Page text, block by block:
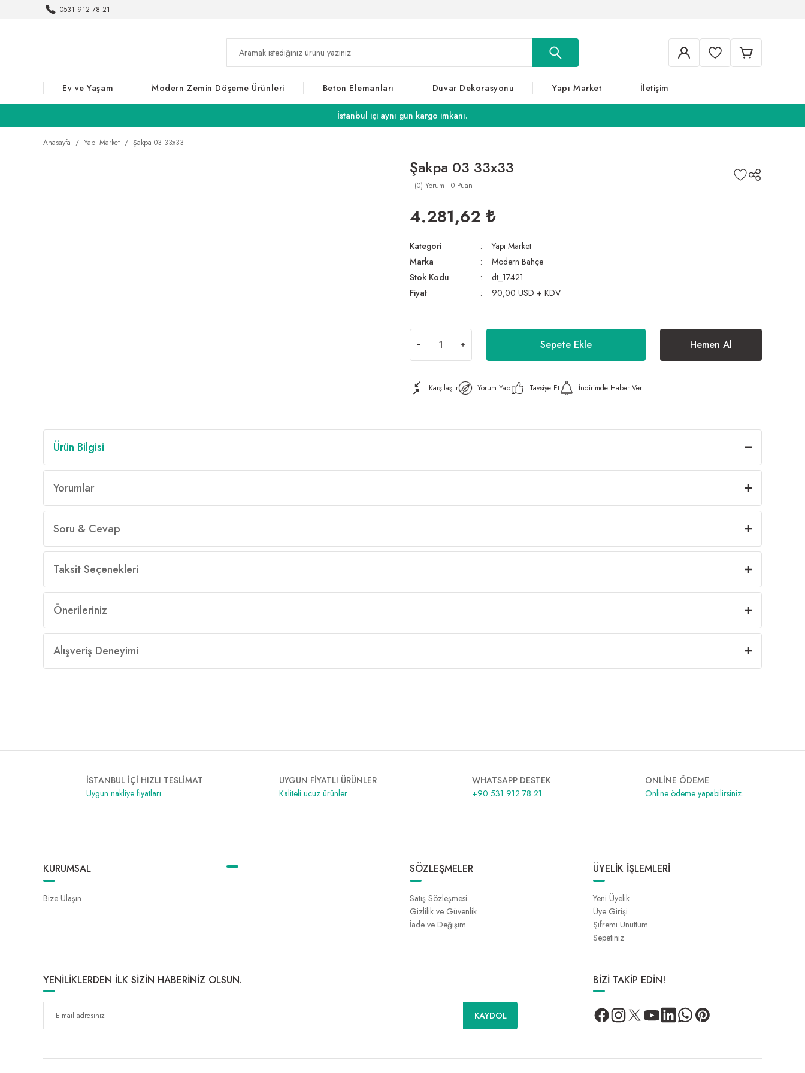
0531 912 78 21
Ev ve Yaşam Modern Zemin Döşeme Ürünleri Beton Elemanları Duvar Dekorasyonu Yapı Market İletişim
İstanbul içi aynı gün kargo imkanı.
Anasayfa Yapı Market Şakpa 03 33x33
Şakpa 03 33x33
(0) Yorum - 0 Puan
4.281,62 ₺
Kategori
Yapı Market
Marka
Modern Bahçe
Stok Kodu
dt_17421
Fiyat
90,00 USD + KDV
Sepete Ekle Hemen Al
Karşılaştır Yorum Yap Tavsiye Et İndirimde Haber Ver
Ürün Bilgisi
Yorumlar
Soru & Cevap
Taksit Seçenekleri
Önerileriniz
Alışveriş Deneyimi
İSTANBUL İÇİ HIZLI TESLİMAT
Uygun nakliye fiyatları.
UYGUN FİYATLI ÜRÜNLER
Kaliteli ucuz ürünler
WHATSAPP DESTEK
+90 531 912 78 21
ONLİNE ÖDEME
Online ödeme yapabilirsiniz.
KURUMSAL
Bize Ulaşın
SÖZLEŞMELER
Satış Sözleşmesi
Gizlilik ve Güvenlik
İade ve Değişim
ÜYELİK İŞLEMLERİ
Yeni Üyelik
Üye Girişi
Şifremi Unuttum
Sepetiniz
YENİLİKLERDEN İLK SİZİN HABERİNİZ OLSUN.
KAYDOL
BİZİ TAKİP EDİN!